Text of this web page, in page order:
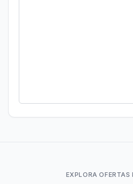
EXPLORA OFERTAS